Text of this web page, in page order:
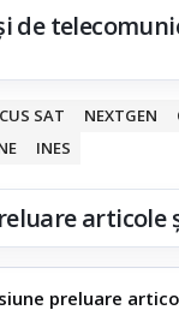
de
SAT NEXTGEN
INES
articole
preluare